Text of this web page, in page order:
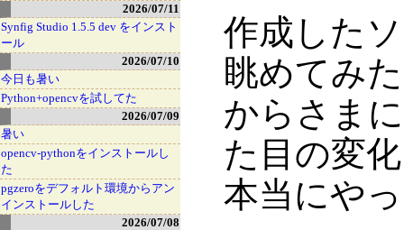
作成した
眺めてみ
からさま
た目の変
本当にや
2026/07/11
Synfig Studio 1.5.5 dev をインスト
ール
2026/07/10
今日も暑い
Python+opencvを試してた
2026/07/09
暑い
opencv-pythonをインストールし
た
pgzeroをデフォルト環境からアン
インストールした
2026/07/08